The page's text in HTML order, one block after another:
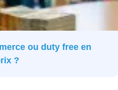
ou duty free en
?